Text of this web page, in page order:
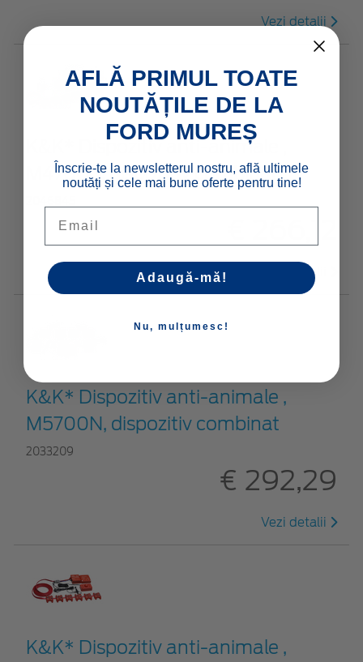
Vezi detalii
K&K* Dispozitiv anti-animale ,
M4700B, dispozitiv combinat
Vezi detalii
K&K* Dispozitiv anti-animale ,
M5700N, dispozitiv combinat
2033209
€ 292,29
Vezi detalii
K&K* Dispozitiv anti-animale ,
AFLĂ PRIMUL TOATE
NOUTĂȚILE DE LA
FORD MUREȘ
Înscrie-te la newsletterul nostru, află ultimele
noutăți și cele mai bune oferte pentru tine!
Adaugă-mă!
Nu, mulțumesc!